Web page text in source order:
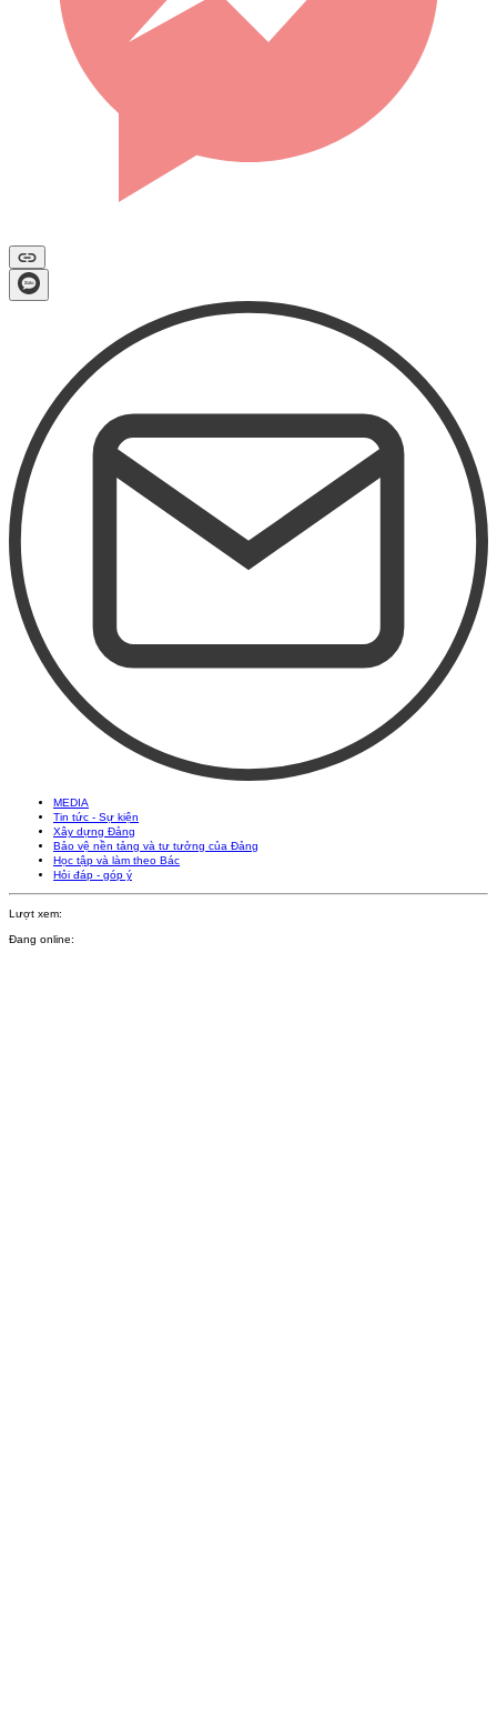
MEDIA
Tin tức - Sự kiện
Xây dựng Đảng
Bảo vệ nền tảng và tư tưởng của Đảng
Học tập và làm theo Bác
Hỏi đáp - góp ý
Lượt xem:
Đang online: